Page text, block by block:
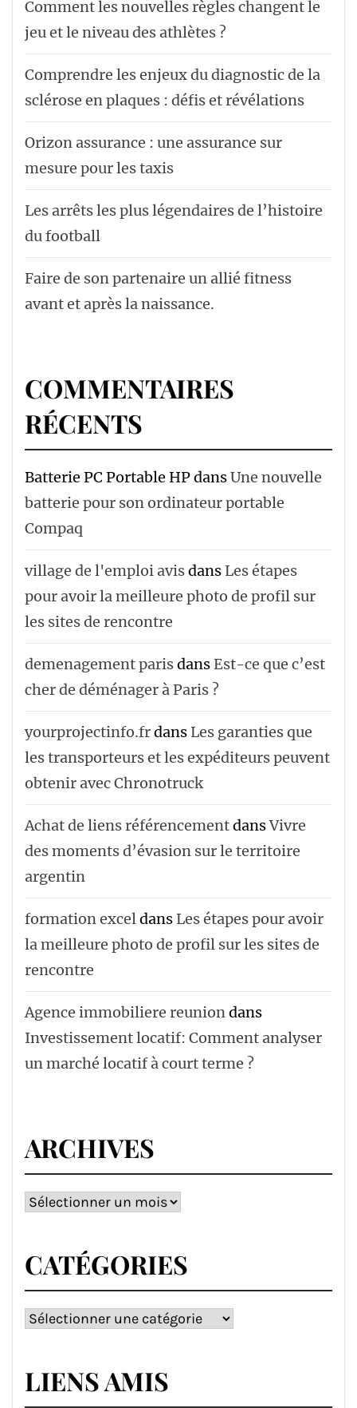
Comment les nouvelles règles changent le
jeu et le niveau des athlètes ?
Comprendre les enjeux du diagnostic de la
sclérose en plaques : défis et révélations
Orizon assurance : une assurance sur
mesure pour les taxis
Les arrêts les plus légendaires de l’histoire
du football
Faire de son partenaire un allié fitness
avant et après la naissance.
COMMENTAIRES
RÉCENTS
Batterie PC Portable HPdansUne nouvelle
batterie pour son ordinateur portable
Compaq
village de l'emploi avisdans Les étapes
pour avoir la meilleure photo de profil sur
les sites de rencontre
demenagement parisdansEst-ce que c’est
cher de déménager à Paris ?
yourprojectinfo.frdans Les garanties que
les transporteurs et les expéditeurs peuvent
obtenir avec Chronotruck
Achat de liens référencementdansVivre
des moments d’évasion sur le territoire
argentin
formation exceldans Les étapes pour avoir
la meilleure photo de profil sur les sites de
rencontre
Agence immobiliere reuniondans
Investissement locatif: Comment analyser
un marché locatif à court terme ?
ARCHIVES
Archives
CATÉGORIES
Catégories
LIENS AMIS